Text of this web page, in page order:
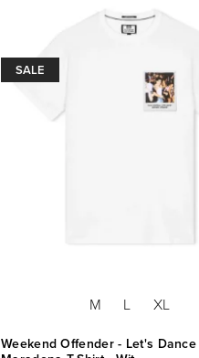
SALE
M L XL
Weekend Offender - Let's Dance